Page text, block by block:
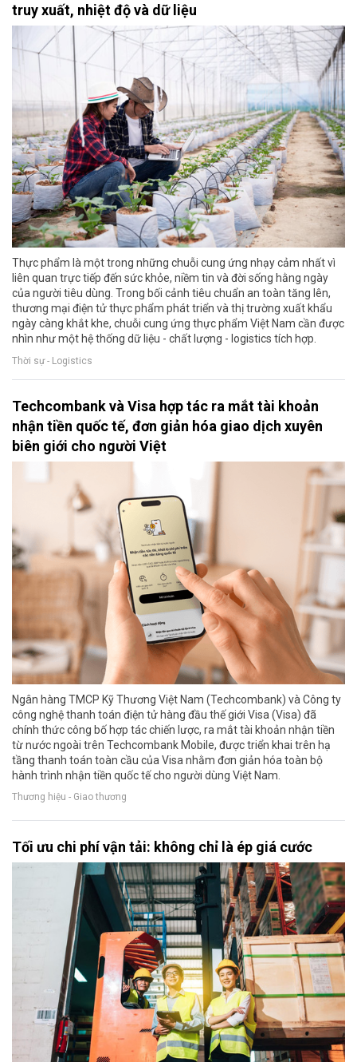
truy xuất, nhiệt độ và dữ liệu
Thực phẩm là một trong những chuỗi cung ứng nhạy cảm nhất vì
liên quan trực tiếp đến sức khỏe, niềm tin và đời sống hằng ngày
của người tiêu dùng. Trong bối cảnh tiêu chuẩn an toàn tăng lên,
thương mại điện tử thực phẩm phát triển và thị trường xuất khẩu
ngày càng khắt khe, chuỗi cung ứng thực phẩm Việt Nam cần được
nhìn như một hệ thống dữ liệu - chất lượng - logistics tích hợp.
Thời sự - Logistics
Techcombank và Visa hợp tác ra mắt tài khoản
nhận tiền quốc tế, đơn giản hóa giao dịch xuyên
biên giới cho người Việt
Ngân hàng TMCP Kỹ Thương Việt Nam (Techcombank) và Công ty
công nghệ thanh toán điện tử hàng đầu thế giới Visa (Visa) đã
chính thức công bố hợp tác chiến lược, ra mắt tài khoản nhận tiền
từ nước ngoài trên Techcombank Mobile, được triển khai trên hạ
tầng thanh toán toàn cầu của Visa nhằm đơn giản hóa toàn bộ
hành trình nhận tiền quốc tế cho người dùng Việt Nam.
Thương hiệu - Giao thương
Tối ưu chi phí vận tải: không chỉ là ép giá cước